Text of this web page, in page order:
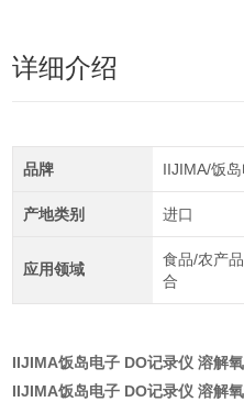
详细介绍
品牌 IIJIMA/饭
产地类别 进口
应用领域
食品/农产
合
IIJIMA饭岛电子 DO记录仪 溶解
IIJIMA饭岛电子 DO记录仪 溶解